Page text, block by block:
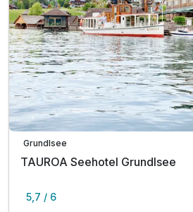
Grundlsee
TAUROA Seehotel Grundlsee
5,7 / 6